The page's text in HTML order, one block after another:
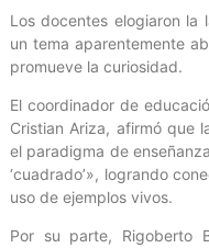
Los docentes elogiaron la
un tema aparentemente
promueve la curiosidad.
El coordinador de
Cristian Ariza, afirmó que
el paradigma de
‘cuadrado’», logrando
uso de ejemplos vivos.
Por su parte, Rigoberto